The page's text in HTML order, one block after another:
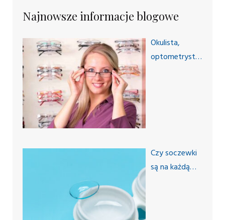
Najnowsze informacje blogowe
Okulista,
optometrysta,
Czy soczewki
są na każdą